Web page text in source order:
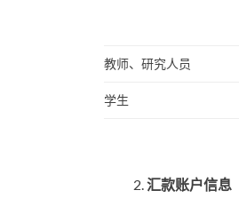
教师、研究人员
学生
汇款账户信息